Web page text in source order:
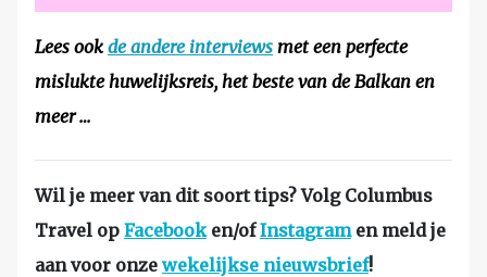
Lees ook de andere interviews met een perfecte
mislukte huwelijksreis, het beste van de Balkan en
meer …
Wil je meer van dit soort tips? Volg Columbus
Travel op Facebooken/ofInstagramen meld je
aan voor onze wekelijkse nieuwsbrief!